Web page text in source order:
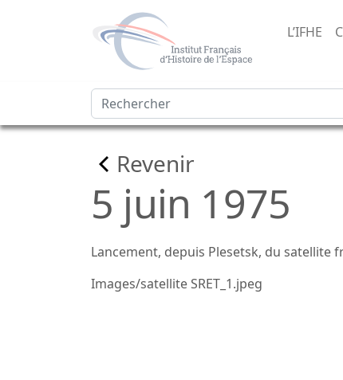
L’IFHE
Revenir
5 juin 1975
Lancement, depuis Plesetsk, du satellite
Images/satellite SRET_1.jpeg